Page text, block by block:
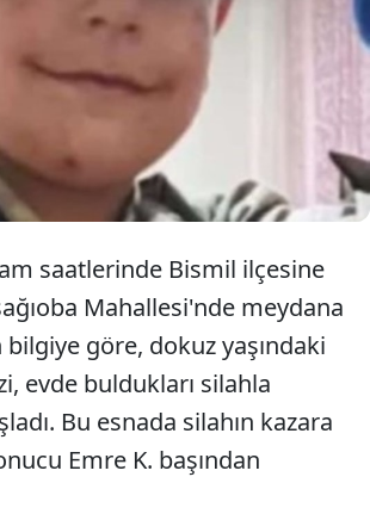
Diyarbakır'ın Bismil ilçesinde, evde
buldukları silahla oynayan dokuz
yaşındaki ikiz kardeşlerden biri, silahın
kazara ateş alması sonucu yaşamını
saatlerinde Bismil ilçesine
Mahallesi'nde meydana
göre, dokuz yaşındaki
evde buldukları silahla
Bu esnada silahın kazara
Emre K. başından